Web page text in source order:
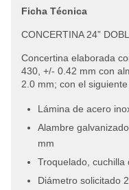
Ficha Técnica
CONCERTINA 24”
Concertina elaborada
430, +/- 0.42 mm con
2.0 mm; con el
Lámina de acero
Alambre
mm
Troquelado, cuchilla
Diámetro solicitado